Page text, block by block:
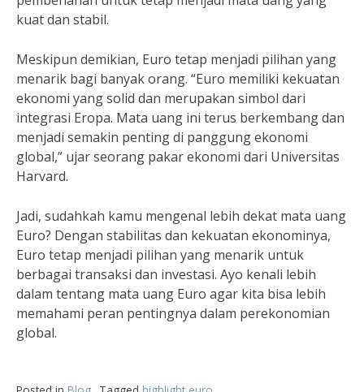
kuat dan stabil.
Meskipun demikian, Euro tetap menjadi pilihan yang
menarik bagi banyak orang. “Euro memiliki kekuatan
ekonomi yang solid dan merupakan simbol dari
integrasi Eropa. Mata uang ini terus berkembang dan
menjadi semakin penting di panggung ekonomi
global,” ujar seorang pakar ekonomi dari Universitas
Harvard.
Jadi, sudahkah kamu mengenal lebih dekat mata uang
Euro? Dengan stabilitas dan kekuatan ekonominya,
Euro tetap menjadi pilihan yang menarik untuk
berbagai transaksi dan investasi. Ayo kenali lebih
dalam tentang mata uang Euro agar kita bisa lebih
memahami peran pentingnya dalam perekonomian
global.